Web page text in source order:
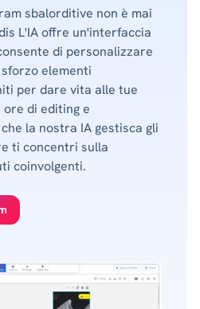
sbalorditive non è mai
L'IA offre un'interfaccia
di personalizzare
elementi
per dare vita alle tue
di editing e
la nostra IA gestisca gli
ti concentri sulla
coinvolgenti.